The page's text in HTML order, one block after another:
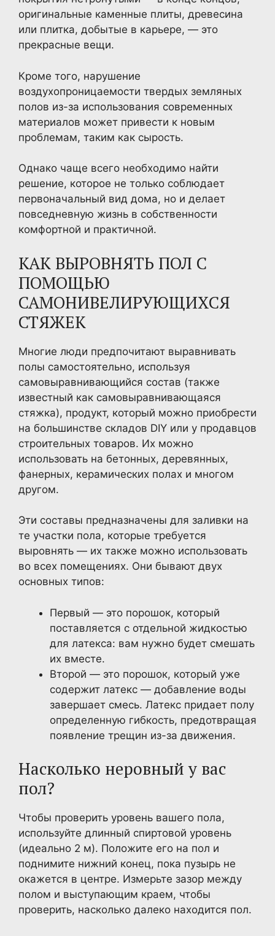
оригинальные каменные плиты, древесина
или плитка, добытые в карьере, — это
прекрасные вещи.
Кроме того, нарушение
воздухопроницаемости твердых земляных
полов из-за использования современных
материалов может привести к новым
проблемам, таким как сырость.
Однако чаще всего необходимо найти
решение, которое не только соблюдает
первоначальный вид дома, но и делает
повседневную жизнь в собственности
комфортной и практичной.
КАК ВЫРОВНЯТЬ ПОЛ С
ПОМОЩЬЮ
САМОНИВЕЛИРУЮЩИХСЯ
СТЯЖЕК
Многие люди предпочитают выравнивать
полы самостоятельно, используя
самовыравнивающийся состав (также
известный как самовыравнивающаяся
стяжка), продукт, который можно приобрести
на большинстве складов DIY или у продавцов
строительных товаров. Их можно
использовать на бетонных, деревянных,
фанерных, керамических полах и многом
другом.
Эти составы предназначены для заливки на
те участки пола, которые требуется
выровнять — их также можно использовать
во всех помещениях. Они бывают двух
основных типов:
Первый — это порошок, который
поставляется с отдельной жидкостью
для латекса: вам нужно будет смешать
их вместе.
Второй — это порошок, который уже
содержит латекс — добавление воды
завершает смесь. Латекс придает полу
определенную гибкость, предотвращая
появление трещин из-за движения.
Насколько неровный у вас
пол?
Чтобы проверить уровень вашего пола,
используйте длинный спиртовой уровень
(идеально 2 м). Положите его на пол и
поднимите нижний конец, пока пузырь не
окажется в центре. Измерьте зазор между
полом и выступающим краем, чтобы
проверить, насколько далеко находится пол.